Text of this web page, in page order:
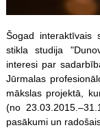
Šogad interaktīvais
stikla studija
interesi par
Jūrmalas
mākslas projektā,
(no
pasākumi un